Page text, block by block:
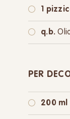
1
q.b.
PER
200 ml